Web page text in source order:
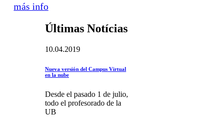
más info
Últimas Notícias
10.04.2019
Nueva versión del Campus Virtual
en la nube
Desde el pasado 1 de julio,
todo el profesorado de la
UB